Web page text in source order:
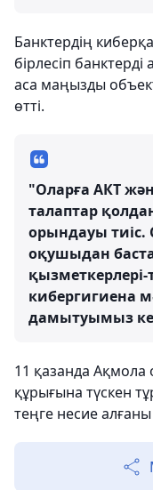
Банктердің
бірлесіп
аса маңызды
өтті.
"Оларға АКТ
талаптар
орындауы тиіс.
оқушыдан
кибергигиена
дамытуымыз
11 қазанда
құрығына түскен
теңге несие алғаны